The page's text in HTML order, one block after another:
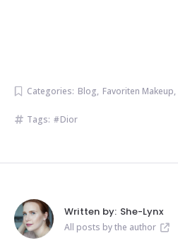
Categories: Blog, Favoriten Makeup,
Tags: Dior
Written by: She-Lynx
All posts by the author